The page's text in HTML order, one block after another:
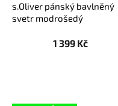
s.Oliver pánský bavlněný
svetr modrošedý
1 399 Kč